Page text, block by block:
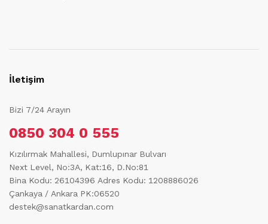
İletişim
Bizi 7/24 Arayın
0850 304 0 555
Kızılırmak Mahallesi, Dumlupınar Bulvarı
Next Level, No:3A, Kat:16, D.No:81
Bina Kodu: 26104396 Adres Kodu: 1208886026
Çankaya / Ankara PK:06520
destek@sanatkardan.com